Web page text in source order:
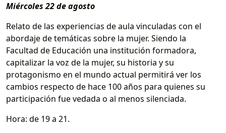
Miércoles 22 de agosto
Relato de las experiencias de aula vinculadas con el
abordaje de temáticas sobre la mujer. Siendo la
Facultad de Educación una institución formadora,
capitalizar la voz de la mujer, su historia y su
protagonismo en el mundo actual permitirá ver los
cambios respecto de hace 100 años para quienes su
participación fue vedada o al menos silenciada.
Hora: de 19 a 21.